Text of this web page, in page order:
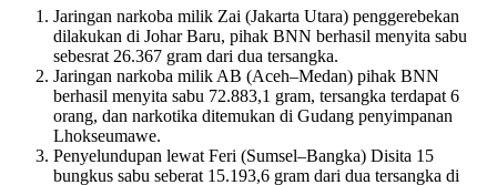
Jaringan narkoba milik Zai (Jakarta Utara) penggerebekan
dilakukan di Johar Baru, pihak BNN berhasil menyita sabu
sebesrat 26.367 gram dari dua tersangka.
Jaringan narkoba milik AB (Aceh–Medan) pihak BNN
berhasil menyita sabu 72.883,1 gram, tersangka terdapat 6
orang, dan narkotika ditemukan di Gudang penyimpanan
Lhokseumawe.
Penyelundupan lewat Feri (Sumsel–Bangka) Disita 15
bungkus sabu seberat 15.193,6 gram dari dua tersangka di